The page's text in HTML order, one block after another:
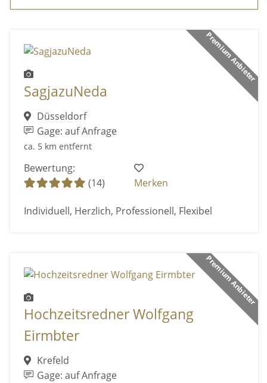
Premium Anbieter
SagjazuNeda
Düsseldorf
Gage: auf Anfrage
ca. 5 km entfernt
Bewertung:
(14)
Merken
Individuell, Herzlich, Professionell, Flexibel
Premium Anbieter
Hochzeitsredner Wolfgang
Eirmbter
Krefeld
Gage: auf Anfrage